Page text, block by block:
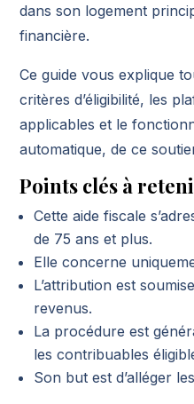
dans son logement
financière.
Ce guide vous explique
critères d’éligibilité, les
applicables et le
automatique, de ce
Points clés à
Cette aide fiscale
de 75 ans et plus.
Elle concerne
L’attribution est
revenus.
La procédure est
les contribuables
Son but est d’alléger